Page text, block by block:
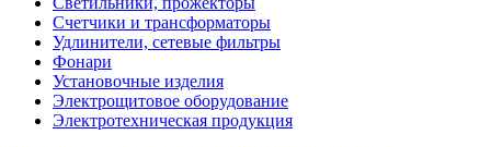
Счетчики и трансформаторы
Удлинители, сетевые фильтры
Фонари
Установочные изделия
Электрощитовое оборудование
Электротехническая продукция